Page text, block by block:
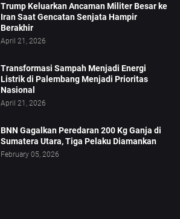
Trump Keluarkan Ancaman Militer Besar ke
Iran Saat Gencatan Senjata Hampir
Berakhir
April 21, 2026
Transformasi Sampah Menjadi Energi
Listrik di Palembang Menjadi Prioritas
Nasional
April 21, 2026
BNN Gagalkan Peredaran 200 Kg Ganja di
Sumatera Utara, Tiga Pelaku Diamankan
February 05, 2026